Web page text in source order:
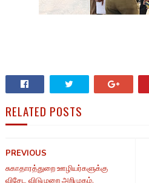
RELATED POSTS
PREVIOUS
சுகாதாரத்துறை ஊழியர்களுக்கு
விசேட விடுமுறை அறிமுகம்.